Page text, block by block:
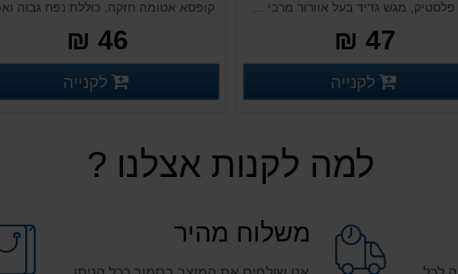
47 ₪
פרטים נוספים
לקנייה
46 ₪
פרטים נוספים
לקנייה
למה לקנות אצלנו ?
משלוח מהיר